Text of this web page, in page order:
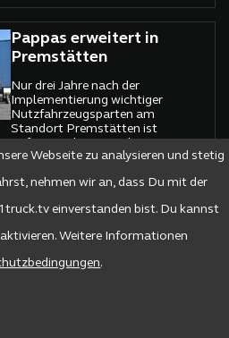
Webseite zu analysieren und stetig
nehmen wir an, dass Du mit der
einverstanden bist. Du kannst
Weitere Informationen
.
Zentralverband Spedition &
Logistik begrüßt
Pappas erweitert in
Premstätten
Nur drei Jahre nach der
Implementierung wichtiger
Nutzfahrzeugsparten am
Standort Premstätten ist
der Zeit, weiter zu gehen.
NUFAM 2021
Die NUFAM ist das erste
Beginn der Pandemie.